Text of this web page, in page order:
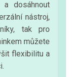
dosáhnout
nástroj,
tak pro
můžete
flexibilitu a